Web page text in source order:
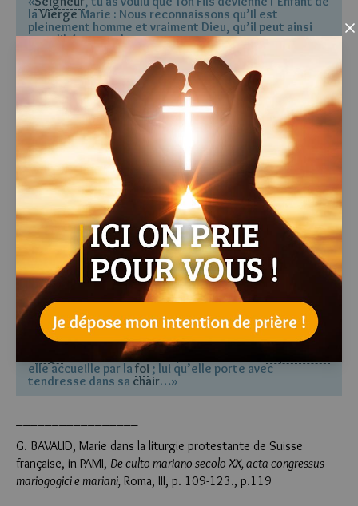
laViergeMarie : Nous reconnaissons qu’Il est
pleinement homme et vraiment Dieu, qu’il peut ainsi
nous libérer totalement.»
L’oraisond’offrande souligne l’action du Saint-Esprit en Marie :
«Tu as voulu,Seigneur , qu’à l’annonce de l’ ange, la
ViergeMarie accueille ton Fils éternel, qu’elle
devienne le temple du Très-Haut, et soit remplie de la
lumière de l’Esprit Saint
; aide-nous à devenir assez
humbles pour faire comme elle ta volonté et t’offrir à
nouveau nos personnes, ensacrifice vivant et saint,
dans cette Eucharistie...»
La préface manifeste la signification profonde du mystère de
Incarnation ainsi que lafoiet la charité avec lesquelles Marie
accueille son Fils :
« Vraiment, il est juste et bon de te rendre
t’offrir notre action de grâce, toujours et en tout lieu,
à toi, Père très saint, Dieu éternel et tout-puissant,
par leChrist, notreSeigneur; C’est lui qui pour sauver
l’humanité devait naître parmi nous, c’est lui que
annonce à Marie et qu’à l’ombre de l’
elle accueille par la foi ; lui qu’elle porte avec
tendresse dans sa chair…»
G. BAVAUD, Marie dans la liturgie protestante de Suisse
française, in PAMI, De culto mariano secolo XX, acta congressus
mariogogici e mariani, Roma, III, p. 109-123., p.119